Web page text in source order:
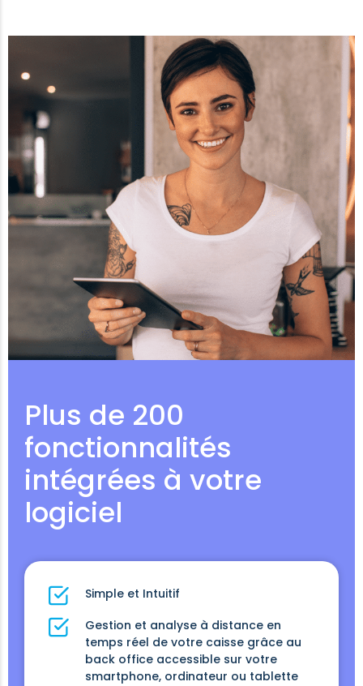
Plus de 200
fonctionnalités
intégrées à votre
logiciel
Simple et Intuitif
Gestion et analyse à distance en
temps réel de votre caisse grâce au
back office accessible sur votre
smartphone, ordinateur ou tablette